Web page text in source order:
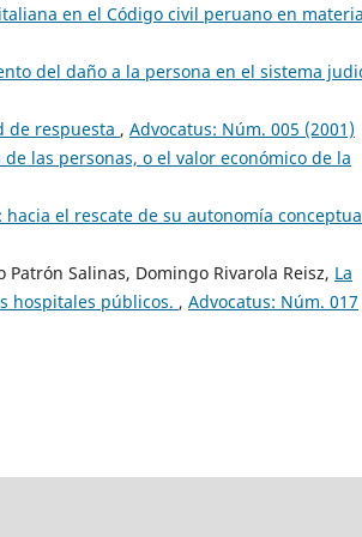
en el Código civil peruano en
del daño a la persona en el sistema
de respuesta , Advocatus: Núm. 005 (2001)
las personas, o el valor económico de la
el rescate de su autonomía
Salinas, Domingo Rivarola Reisz, La
hospitales públicos. , Advocatus: Núm. 017